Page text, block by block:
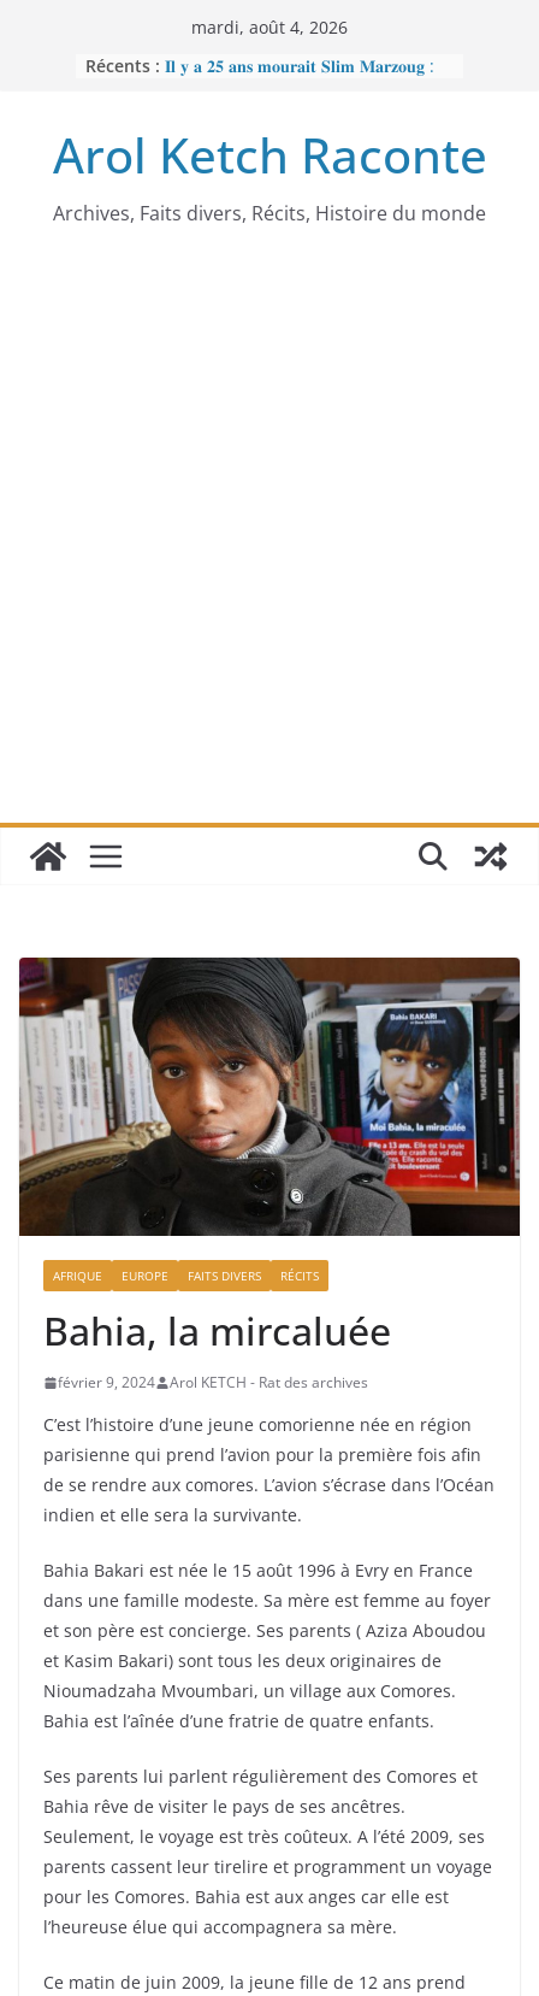
mardi, août 4, 2026
Récents : 𝐈𝐥 𝐲 𝐚 𝟐𝟓 𝐚𝐧𝐬 𝐦𝐨𝐮𝐫𝐚𝐢𝐭 𝐒𝐥𝐢𝐦 𝐌𝐚𝐫𝐳𝐨𝐮𝐠 :
𝐉𝐨𝐬𝐞𝐩𝐡 𝐍𝐝𝐢-𝐒𝐚𝐦𝐛𝐚, 𝐥𝐞 𝐛𝐚̂𝐭𝐢𝐬𝐬𝐞𝐮𝐫 𝐝’𝐞́𝐜𝐨𝐥𝐞𝐬
𝐒𝐨𝐮𝐭𝐢𝐞𝐧 𝐭𝐨𝐭𝐚𝐥 𝐚̀ 𝐑𝐞𝐛𝐞𝐜𝐜𝐚 𝐄𝐧𝐨𝐧𝐜𝐡𝐨𝐧𝐠
𝐑𝐚𝐦𝐬𝐞̀𝐬 𝐈𝐞𝐫 – 𝐋𝐞 𝐩𝐫𝐞𝐦𝐢𝐞𝐫 𝐨𝐫𝐝𝐢𝐧𝐚𝐭𝐞𝐮𝐫
Arol Ketch Raconte
Archives, Faits divers, Récits, Histoire du monde
AFRIQUE EUROPE FAITS DIVERS RÉCITS
Bahia, la mircaluée
février 9, 2024 Arol KETCH - Rat des archives
C’est l’histoire d’une jeune comorienne née en région
parisienne qui prend l’avion pour la première fois afin
de se rendre aux comores. L’avion s’écrase dans l’Océan
indien et elle sera la survivante.
Bahia Bakari est née le 15 août 1996 à Evry en France
dans une famille modeste. Sa mère est femme au foyer
et son père est concierge. Ses parents ( Aziza Aboudou
et Kasim Bakari) sont tous les deux originaires de
Nioumadzaha Mvoumbari, un village aux Comores.
Bahia est l’aînée d’une fratrie de quatre enfants.
Ses parents lui parlent régulièrement des Comores et
Bahia rêve de visiter le pays de ses ancêtres.
Seulement, le voyage est très coûteux. A l’été 2009, ses
parents cassent leur tirelire et programment un voyage
pour les Comores. Bahia est aux anges car elle est
l’heureuse élue qui accompagnera sa mère.
Ce matin de juin 2009, la jeune fille de 12 ans prend